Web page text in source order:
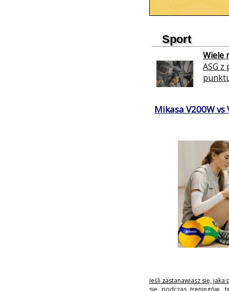
Sport
Wiele
ASG
Mikasa V200W vs
Jeśli zastanawiasz się,
się podczas treningów,